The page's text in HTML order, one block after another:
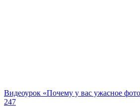
Видеоурок «Почему у вас ужасное
247